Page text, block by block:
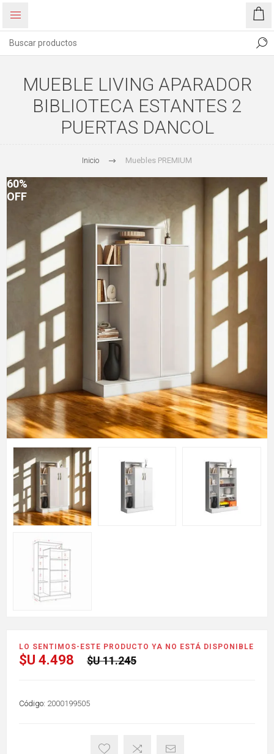
MUEBLE LIVING APARADOR
BIBLIOTECA ESTANTES 2
PUERTAS DANCOL
Inicio Muebles PREMIUM
60%
OFF
LO SENTIMOS-ESTE PRODUCTO YA NO ESTÁ DISPONIBLE
$U 4.498 $U 11.245
Código: 2000199505